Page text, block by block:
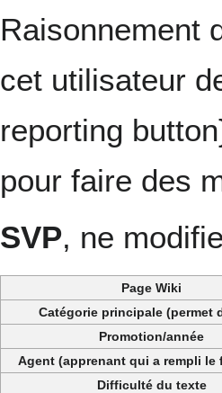
Raisonnement
cet utilisateur
reporting
pour faire des
SVP, ne
Page Wiki
Catégorie principale (permet
Promotion/année
Agent (apprenant qui a rempli le
Difficulté du texte